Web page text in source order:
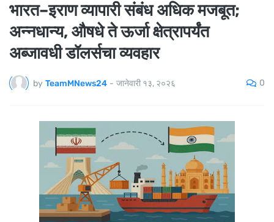
भारत–इराण व्यापारी संबंध अधिक मजबूत;
अन्नधान्य, औषधे ते ऊर्जा क्षेत्रापर्यंत
अब्जावधी डॉलर्सचा व्यवहार
by TeamMNews24 - जानेवारी १३, २०२६ 0